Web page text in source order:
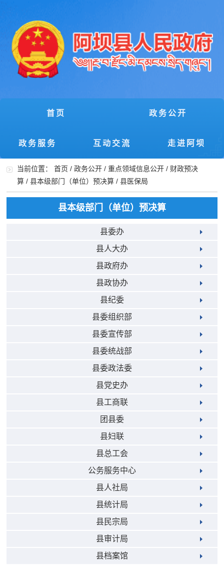
首页 政务公开
政务服务 互动交流 走进阿坝
当前位置：首页 /政务公开 /重点领域信息公开 / 财政预决
算 /县本级部门（单位）预决算 /县医保局
县本级部门（单位）预决算
县委办
县人大办
县政府办
县政协办
县纪委
县委组织部
县委宣传部
县委统战部
县委政法委
县党史办
县工商联
团县委
县妇联
县总工会
公务服务中心
县人社局
县统计局
县民宗局
县审计局
县档案馆